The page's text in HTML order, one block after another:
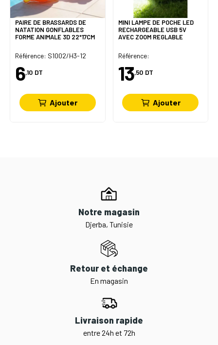
PAIRE DE BRASSARDS DE
NATATION GONFLABLES
FORME ANIMALE 3D 22*17CM
Référence: S1002/H3-12
6,10 DT
Ajouter
MINI LAMPE DE POCHE LED
RECHARGEABLE USB 5V
AVEC ZOOM REGLABLE
Référence:
13,50 DT
Ajouter
Notre magasin
Djerba, Tunisie
Retour et échange
En magasin
Livraison rapide
entre 24h et 72h